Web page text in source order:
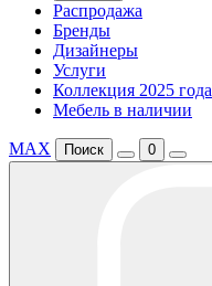
Распродажа
Бренды
Дизайнеры
Услуги
Коллекция 2025 года
Мебель в наличии
MAX Поиск 0